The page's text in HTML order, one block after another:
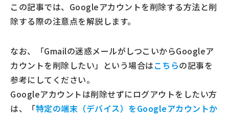
この記事では、Googleアカウントを削除する方法と削
除する際の注意点を解説します。
なお、「Gmailの迷惑メールがしつこいからGoogleア
カウントを削除したい」という場合はこちらの記事を
参考にしてください。
Googleアカウントは削除せずにログアウトをしたい方
は、「特定の端末（デバイス）をGoogleアカウントか